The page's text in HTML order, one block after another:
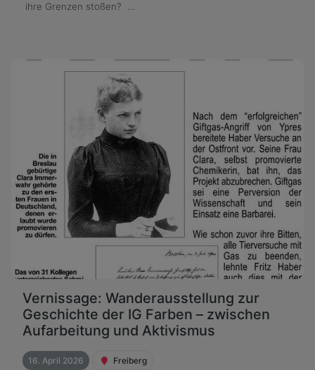
ihre Grenzen stoßen? …
Vernissage: Wanderausstellung zur
Geschichte der IG Farben – zwischen
Aufarbeitung und Aktivismus
16. April 2026 Freiberg